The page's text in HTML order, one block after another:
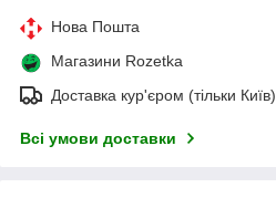
Нова Пошта
Магазини Rozetka
Доставка кур'єром (тільки Київ)
Всі умови доставки